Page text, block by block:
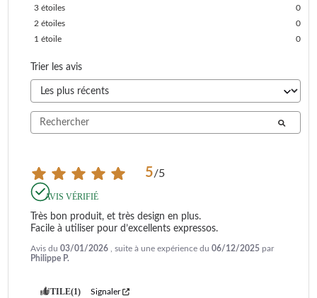
3 étoiles
0
2 étoiles
0
1 étoile 0
Trier les avis
5/5
AVIS VÉRIFIÉ
Très bon produit, et très design en plus.
Facile à utiliser pour d’excellents expressos.
Avis du 03/01/2026 , suite à une expérience du 06/12/2025 par
Philippe P.
UTILE(1) Signaler